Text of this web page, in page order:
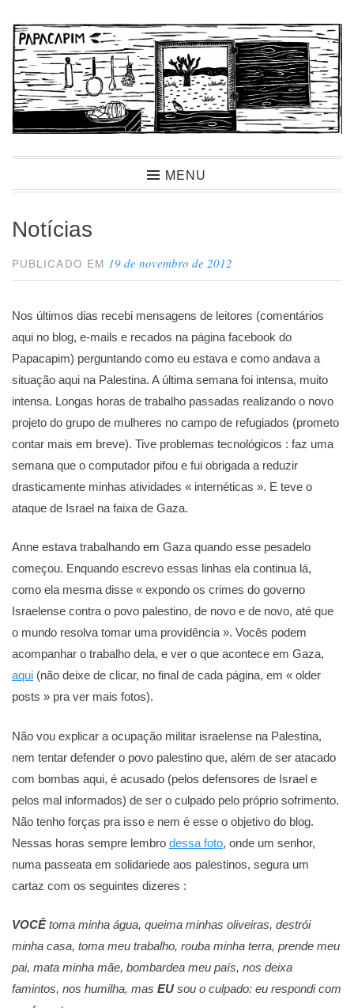
para
conteúdo
PapacapimMENU
Notícias
PUBLICADO EM 19 de novembro de 2012
Nos últimos dias recebi mensagens de leitores (comentários
aqui no blog, e-mails e recados na página facebook do
Papacapim) perguntando como eu estava e como andava a
situação aqui na Palestina. A última semana foi intensa, muito
intensa. Longas horas de trabalho passadas realizando o novo
projeto do grupo de mulheres no campo de refugiados (prometo
contar mais em breve). Tive problemas tecnológicos : faz uma
semana que o computador pifou e fui obrigada a reduzir
drasticamente minhas atividades « internéticas ». E teve o
ataque de Israel na faixa de Gaza.
Anne estava trabalhando em Gaza quando esse pesadelo
começou. Enquando escrevo essas linhas ela continua lá,
como ela mesma disse « expondo os crimes do governo
Israelense contra o povo palestino, de novo e de novo, até que
o mundo resolva tomar uma providência ». Vocês podem
acompanhar o trabalho dela, e ver o que acontece em Gaza,
aqui (não deixe de clicar, no final de cada página, em « older
posts » pra ver mais fotos).
Não vou explicar a ocupação militar israelense na Palestina,
nem tentar defender o povo palestino que, além de ser atacado
com bombas aqui, é acusado (pelos defensores de Israel e
pelos mal informados) de ser o culpado pelo próprio sofrimento.
Não tenho forças pra isso e nem é esse o objetivo do blog.
Nessas horas sempre lembro dessa foto, onde um senhor,
numa passeata em solidariede aos palestinos, segura um
cartaz com os seguintes dizeres :
VOCÊtoma minha água, queima minhas oliveiras, destrói
minha casa, toma meu trabalho, rouba minha terra, prende meu
pai, mata minha mãe, bombardea meu país, nos deixa
famintos, nos humilha, mas EU sou o culpado: eu respondi com